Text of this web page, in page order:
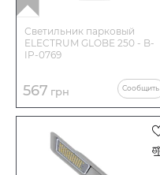
Светильник парковый
ELECTRUM GLOBE 250 - B-
IP-0769
567 грн Сообщить